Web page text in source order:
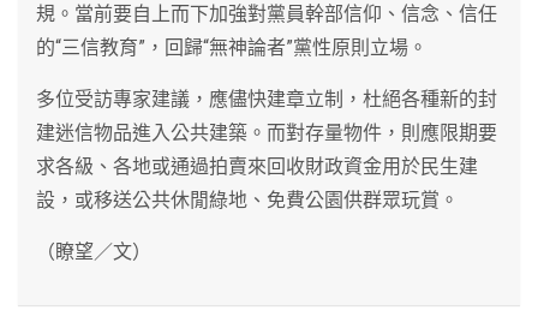
規。當前要自上而下加強對黨員幹部信仰、信念、信任
的“三信教育”，回歸“無神論者”黨性原則立場。
多位受訪專家建議，應儘快建章立制，杜絕各種新的封
建迷信物品進入公共建築。而對存量物件，則應限期要
求各級、各地或通過拍賣來回收財政資金用於民生建
設，或移送公共休閒綠地、免費公園供群眾玩賞。
（瞭望／文）